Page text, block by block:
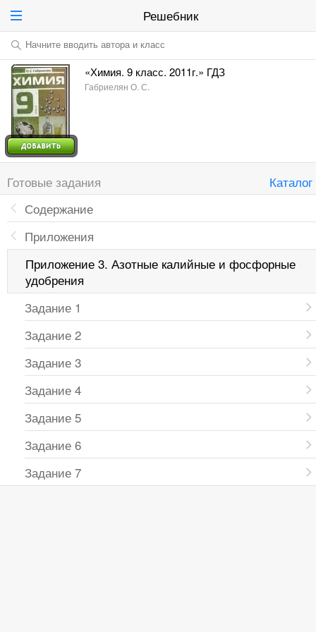
Решебник
Начните вводить автора и класс
«Химия. 9 класс. 2011г.» ГДЗ
Габриелян О. С.
Готовые задания
Каталог
Содержание
Приложения
Приложение 3. Азотные калийные и фосфорные
удобрения
Задание 1
Задание 2
Задание 3
Задание 4
Задание 5
Задание 6
Задание 7